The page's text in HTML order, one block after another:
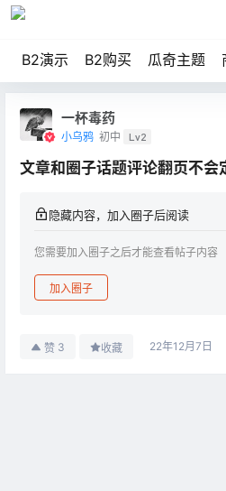
B2演示 B2购买 瓜奇主题
一杯毒药
小乌鸦 初中 Lv2
文章和圈子话题评论翻页不会
隐藏内容，加入圈子后阅读
您需要加入圈子之后才能查看帖子内容
加入圈子
赞 3 收藏 22年12月7日